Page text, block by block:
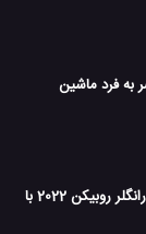
فرد ماشین
ایده ساخت ماشین جیپ رانگلر روبیکن 2022 با